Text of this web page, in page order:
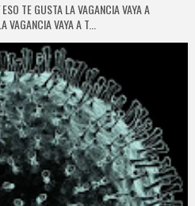
TE GUSTA LA VAGANCIA VAYA A
VAGANCIA VAYA A T...